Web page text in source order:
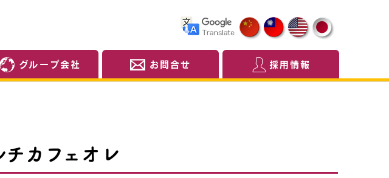
グループ会社 お問合せ 採用情報
カフェオレ